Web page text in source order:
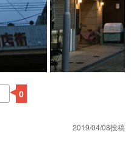
0
2019/04/08投稿